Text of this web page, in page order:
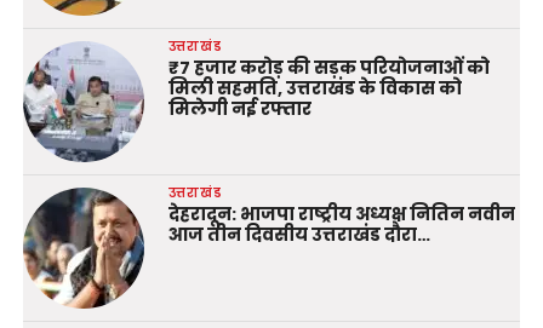
उत्तराखंड
₹7 हजार करोड़ की सड़क परियोजनाओं को
मिली सहमति, उत्तराखंड के विकास को
मिलेगी नई रफ्तार
उत्तराखंड
देहरादून: भाजपा राष्ट्रीय अध्यक्ष नितिन नवीन
आज तीन दिवसीय उत्तराखंड दौरा…